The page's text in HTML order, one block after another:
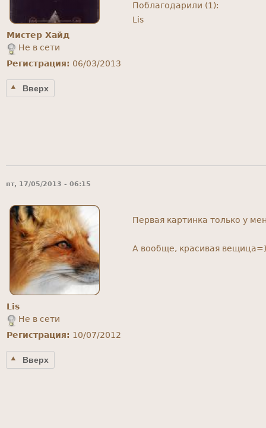
Мистер Хайд
Не в сети
Регистрация: 06/03/2013
Поблагодарили (1):
Lis
Вверх
пт, 17/05/2013 - 06:15
Lis
Не в сети
Регистрация: 10/07/2012
Первая картинка только у
А вообще, красивая вещица=)
Вверх